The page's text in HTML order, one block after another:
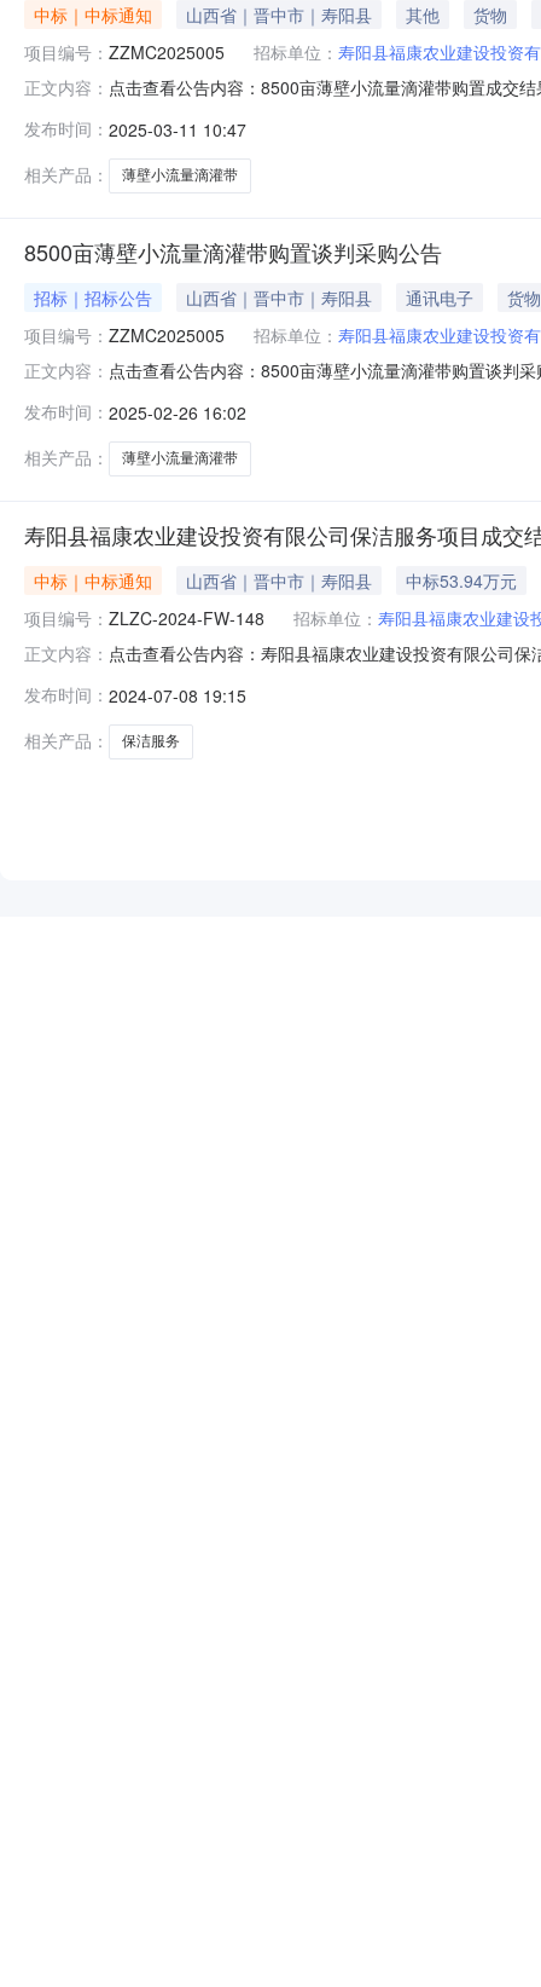
中标｜中标通知 山西省｜晋中市｜寿阳县 其他
货物
项目编号： ZZMC2025005 招标单位： 寿阳县福康农业建设投资
正文内容： 点击查看公告内容：8500亩薄壁小流量滴灌带购置成交
公告如下：一、成交结果8500亩薄壁小流量滴灌带购置
发布时间： 2025-03-11 10:47
相关产品：
薄壁小流量滴灌带
8500亩薄壁小流量滴灌带购置谈判采购公告
招标｜招标公告 山西省｜晋中市｜寿阳县 通讯电子
货物
项目编号： ZZMC2025005 招标单位： 寿阳县福康农业建设投资
正文内容： 点击查看公告内容：8500亩薄壁小流量滴灌带购置谈判
点晋中市榆次区中都路247号华瑞大厦17A层会议室。一
发布时间： 2025-02-26 16:02
相关产品：
薄壁小流量滴灌带
寿阳县福康农业建设投资有限公司保洁服务项目成交
中标｜中标通知 山西省｜晋中市｜寿阳县
中标53.94万元
项目编号： ZLZC-2024-FW-148 招标单位： 寿阳县福康农业建设
正文内容： 点击查看公告内容：寿阳县福康农业建设投资有限公司
购项目编号：ZLZC-2024-FW-148）进行询比采购，现
有限公司
发布时间： 2024-07-08 19:15
相关产品：
保洁服务